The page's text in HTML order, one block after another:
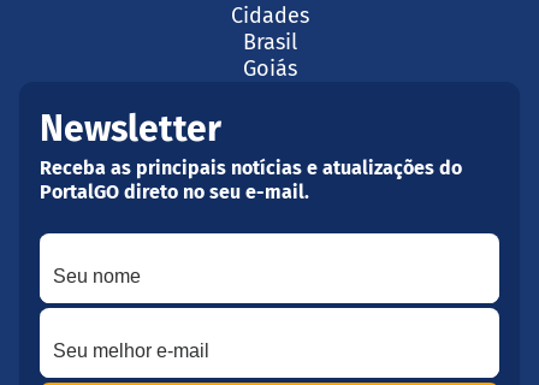
Cidades
Brasil
Goiás
Newsletter
Receba as principais notícias e atualizações do
PortalGO direto no seu e-mail.
Seu nome
Seu melhor e-mail